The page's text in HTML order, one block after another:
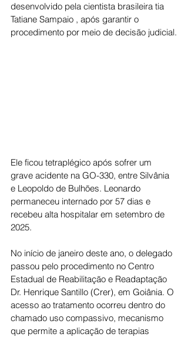
desenvolvido pela cientista brasileira tia
Tatiane Sampaio , após garantir o
procedimento por meio de decisão judicial.
Ele ficou tetraplégico após sofrer um
grave acidente na GO-330, entre Silvânia
e Leopoldo de Bulhões. Leonardo
permaneceu internado por 57 dias e
recebeu alta hospitalar em setembro de
2025.
No início de janeiro deste ano, o delegado
passou pelo procedimento no Centro
Estadual de Reabilitação e Readaptação
Dr. Henrique Santillo (Crer), em Goiânia. O
acesso ao tratamento ocorreu dentro do
chamado uso compassivo, mecanismo
que permite a aplicação de terapias